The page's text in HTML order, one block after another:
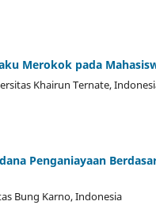
Merokok pada
Khairun Ternate,
Penganiayaan
Bung Karno, Indonesia